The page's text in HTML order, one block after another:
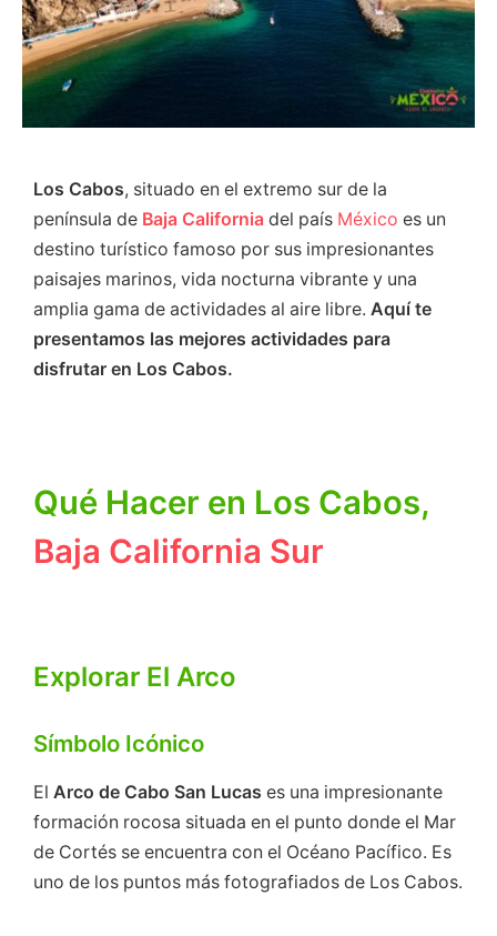
Los Cabos, situado en el extremo sur de la
península de Baja California del país México es un
destino turístico famoso por sus impresionantes
paisajes marinos, vida nocturna vibrante y una
amplia gama de actividades al aire libre. Aquí te
presentamos las mejores actividades para
disfrutar en Los Cabos.
Qué Hacer en Los Cabos,
Baja California Sur
Explorar El Arco
Símbolo Icónico
El Arco de Cabo San Lucas es una impresionante
formación rocosa situada en el punto donde el Mar
de Cortés se encuentra con el Océano Pacífico. Es
uno de los puntos más fotografiados de Los Cabos.